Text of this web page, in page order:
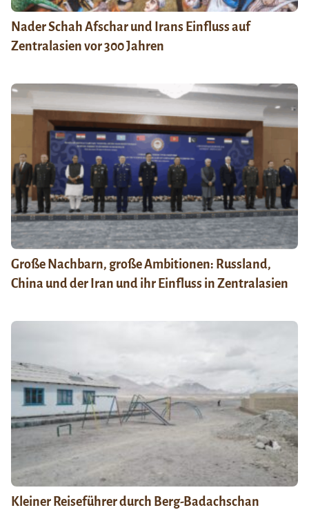
Nader Schah Afschar und Irans Einfluss auf
Zentralasien vor 300 Jahren
Große Nachbarn, große Ambitionen: Russland,
China und der Iran und ihr Einfluss in Zentralasien
Kleiner Reiseführer durch Berg-Badachschan